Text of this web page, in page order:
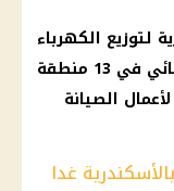
لتوزيع الكهرباء
في 13 منطقة
يوليو 2024، نظرًا لأعمال الصيانة